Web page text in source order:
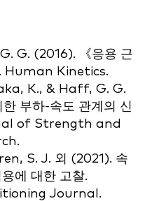
G. (2016). 《응용 근
. Human Kinetics.
K., & Haff, G. G.
부하-속도 관계의 신
of Strength and
S. J. 외 (2021). 속
에 대한 고찰.
Journal.